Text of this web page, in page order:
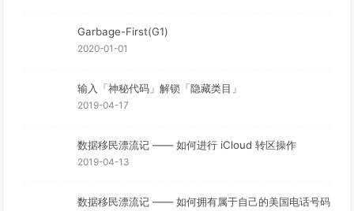
Garbage-First(G1)
2020-01-01
输入「神秘代码」解锁「隐藏类目」
2019-04-17
数据移民漂流记 —— 如何进行 iCloud 转区操作
2019-04-13
数据移民漂流记 —— 如何拥有属于自己的美国电话号码